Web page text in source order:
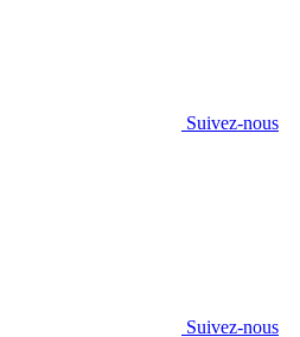
Suivez-nous
Suivez-nous